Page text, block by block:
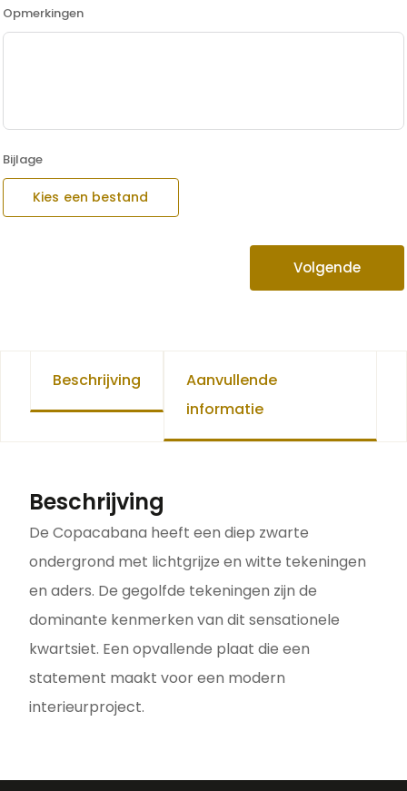
Opmerkingen
Bijlage
Kies een bestand
Volgende
Beschrijving
Aanvullende
informatie
Beschrijving
De Copacabana heeft een diep zwarte
ondergrond met lichtgrijze en witte tekeningen
en aders. De gegolfde tekeningen zijn de
dominante kenmerken van dit sensationele
kwartsiet. Een opvallende plaat die een
statement maakt voor een modern
interieurproject.